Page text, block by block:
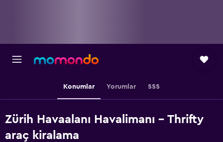
Konumlar Yorumlar SSS
Zürih Havaalanı Havalimanı - Thrifty
araç kiralama